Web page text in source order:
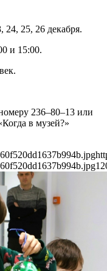
24, 25, 26 декабря.
и 15:00.
236–80–13 или
в музей?»